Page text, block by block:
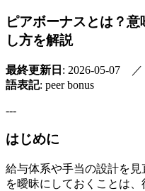
ピアボーナスとは？
し方を解説
最終更新日 : 2026-05-07
語表記: peer bonus
---
はじめに
給与体系や手当の設計を
を曖昧にしておくことは